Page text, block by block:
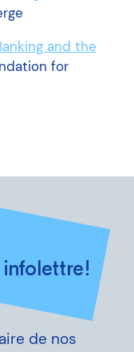
and the
for
de nos